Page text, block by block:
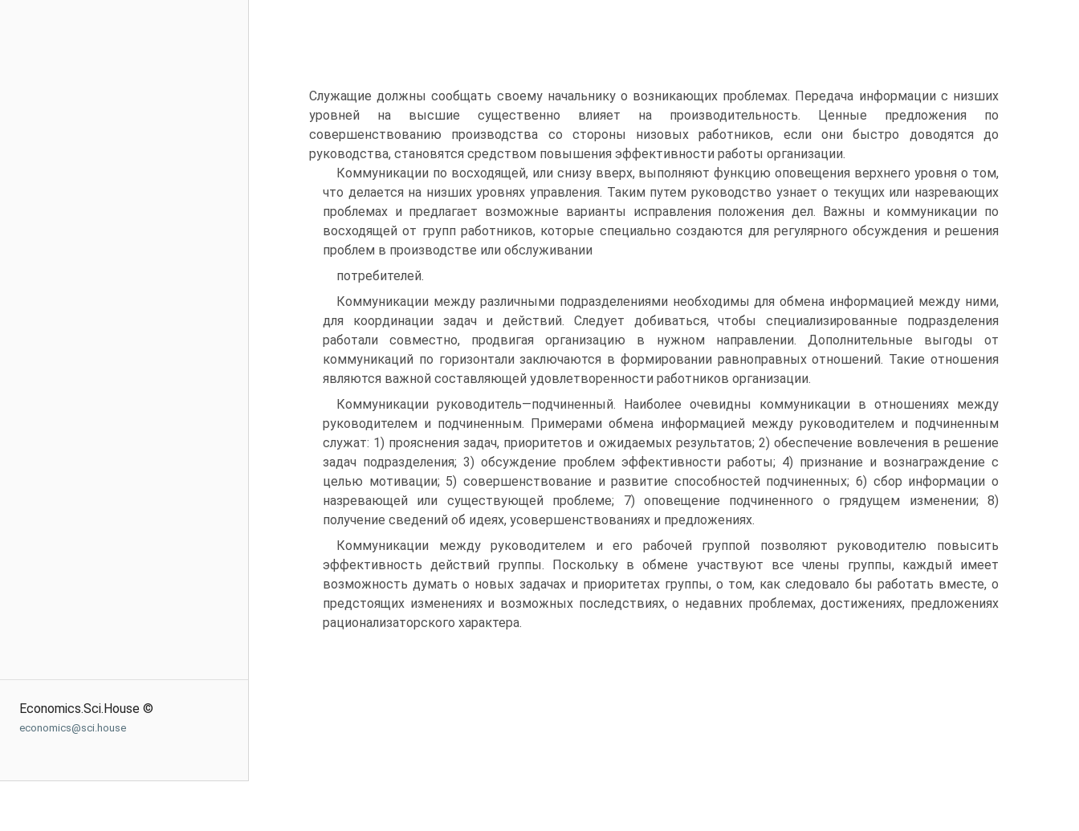
Economics.Sci.House ©
economics@sci.house
Служащие должны сообщать своему начальнику о возникающих проблемах. Передача информации с низших
уровней на высшие существенно влияет на производительность. Ценные предложения по
совершенствованию производства со стороны низовых работников, если они быстро доводятся до
руководства, становятся средством повышения эффективности работы организации.
Коммуникации по восходящей, или снизу вверх, выполняют функцию оповещения верхнего уровня о том,
что делается на низших уровнях управления. Таким путем руководство узнает о текущих или назревающих
проблемах и предлагает возможные варианты исправления положения дел. Важны и коммуникации по
восходящей от групп работников, которые специально создаются для регулярного обсуждения и решения
проблем в производстве или обслуживании
потребителей.
Коммуникации между различными подразделениями необходимы для обмена информацией между ними,
для координации задач и действий. Следует добиваться, чтобы специализированные подразделения
работали совместно, продвигая организацию в нужном направлении. Дополнительные выгоды от
коммуникаций по горизонтали заключаются в формировании равноправных отношений. Такие отношения
являются важной составляющей удовлетворенности работников организации.
Коммуникации руководитель—подчиненный. Наиболее очевидны коммуникации в отношениях между
руководителем и подчиненным. Примерами обмена информацией между руководителем и подчиненным
служат: 1) прояснения задач, приоритетов и ожидаемых результатов; 2) обеспечение вовлечения в решение
задач подразделения; 3) обсуждение проблем эффективности работы; 4) признание и вознаграждение с
целью мотивации; 5) совершенствование и развитие способностей подчиненных; 6) сбор информации о
назревающей или существующей проблеме; 7) оповещение подчиненного о грядущем изменении; 8)
получение сведений об идеях, усовершенствованиях и предложениях.
Коммуникации между руководителем и его рабочей группой позволяют руководителю повысить
эффективность действий группы. Поскольку в обмене участвуют все члены группы, каждый имеет
возможность думать о новых задачах и приоритетах группы, о том, как следовало бы работать вместе, о
предстоящих изменениях и возможных последствиях, о недавних проблемах, достижениях, предложениях
рационализаторского характера.